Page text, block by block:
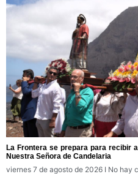
La Frontera se prepara para recibir
Nuestra Señora de Candelaria
viernes 7 de agosto de 2026
No hay